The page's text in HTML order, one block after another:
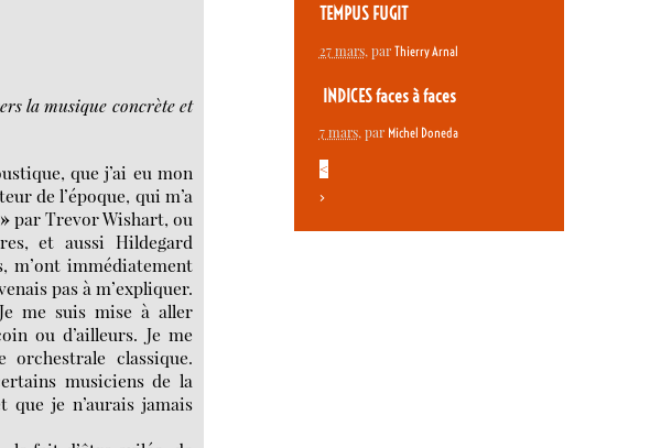
la musique concrète et
que j’ai eu mon
de l’époque, qui m’a
par Trevor Wishart, ou
et aussi Hildegard
m’ont immédiatement
pas à m’expliquer.
me suis mise à aller
ou d’ailleurs. Je me
classique.
musiciens de la
que je n’aurais jamais
TEMPUS FUGIT
27 mars, par Thierry Arnal
INDICES faces à faces
7 mars, par Michel Doneda
<
>